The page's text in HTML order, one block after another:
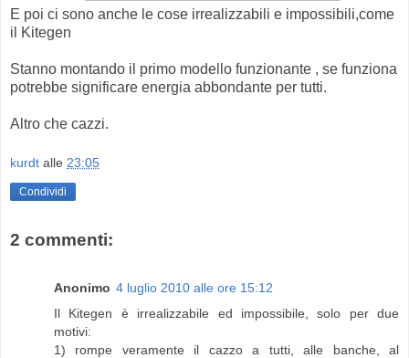
E poi ci sono anche le cose irrealizzabili e impossibili,come
il Kitegen
Stanno montando il primo modello funzionante , se funziona
potrebbe significare energia abbondante per tutti.
Altro che cazzi.
kurdt alle 23:05
Condividi
2 commenti:
Anonimo 4 luglio 2010 alle ore 15:12
Il Kitegen è irrealizzabile ed impossibile, solo per due
motivi:
1) rompe veramente il cazzo a tutti, alle banche, al